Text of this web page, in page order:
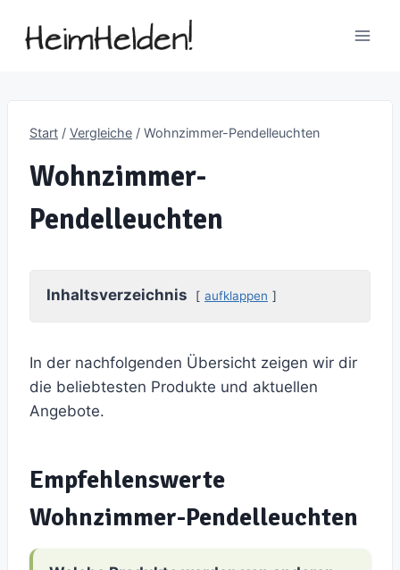
Inhalt
Start / Vergleiche / Wohnzimmer-Pendelleuchten
Wohnzimmer-
Pendelleuchten
Inhaltsverzeichnis aufklappen
In der nachfolgenden Übersicht zeigen wir dir
die beliebtesten Produkte und aktuellen
Angebote.
Empfehlenswerte
Wohnzimmer-Pendelleuchten